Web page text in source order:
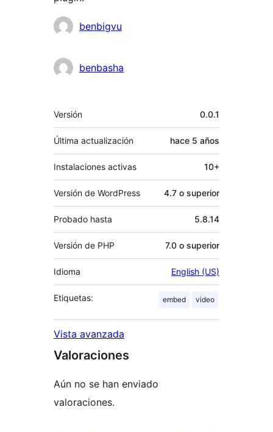
Colaboradores
benbigvu
benbasha
Meta
Versión 0.0.1
Última actualización hace 5 años
Instalaciones activas 10+
Versión de WordPress 4.7 o superior
Probado hasta 5.8.14
Versión de PHP 7.0 o superior
Idioma English (US)
Etiquetas: embed video
Vista avanzada
Valoraciones
Aún no se han enviado
valoraciones.